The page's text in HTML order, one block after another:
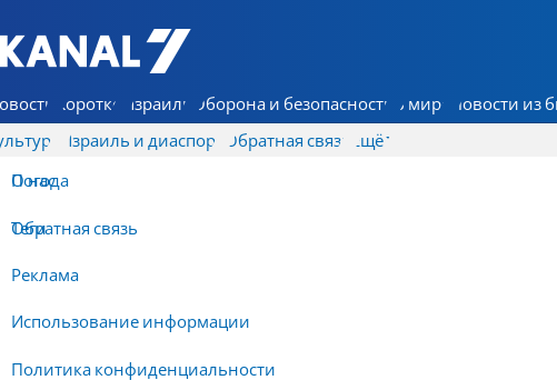
7 КАНАЛ - Аруц Шева
Коротко Израиль Оборона и безопасность В мире Новости из
Израиль и диаспора Обратная связь
О нас
Обратная связь
Реклама
Использование информации
Политика конфиденциальности
Ещё
Погода
Теги